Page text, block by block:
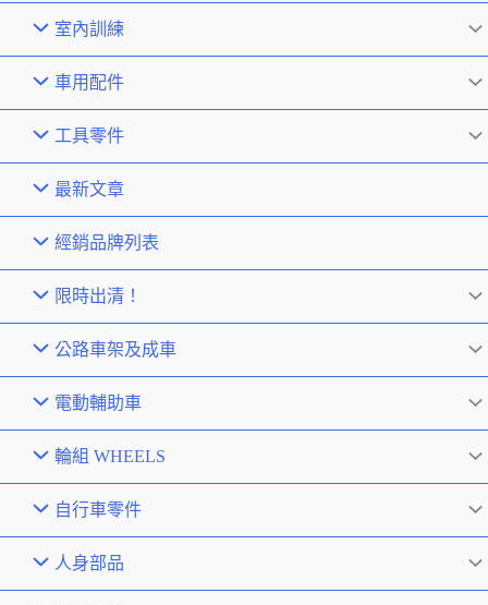
室內訓練
車用配件
工具零件
最新文章
經銷品牌列表
限時出清！
公路車架及成車
電動輔助車
輪組 WHEELS
自行車零件
人身部品